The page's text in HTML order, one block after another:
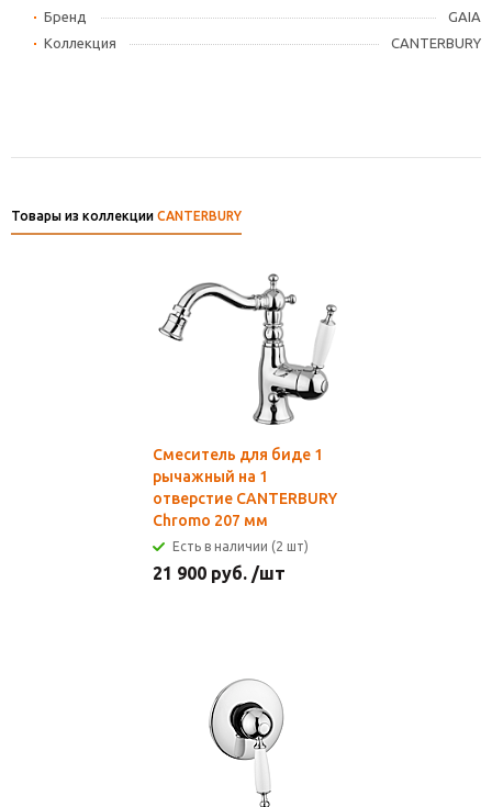
Бренд
GAIA
Коллекция
CANTERBURY
Товары из коллекции CANTERBURY
Смеситель для биде 1
рычажный на 1
отверстие CANTERBURY
Chromo 207 мм
Есть в наличии (2 шт)
21 900 руб. /шт